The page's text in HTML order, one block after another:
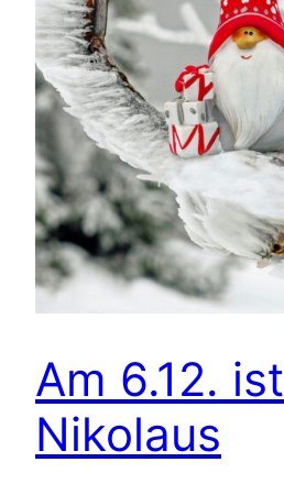
Am 6.12. ist
Nikolaus